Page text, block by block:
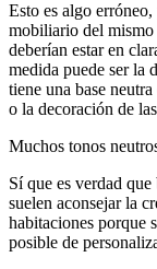
Esto es algo
mobiliario del mismo
deberían estar en
medida puede ser la
tiene una base
o la decoración de
Muchos tonos
Sí que es verdad
suelen aconsejar la
habitaciones porque
posible de